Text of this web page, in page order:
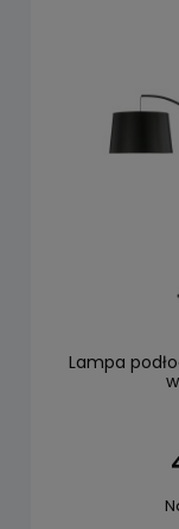
Lampa